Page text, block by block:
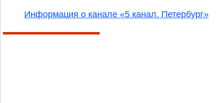
Информация о канале «5 канал. Петербург»